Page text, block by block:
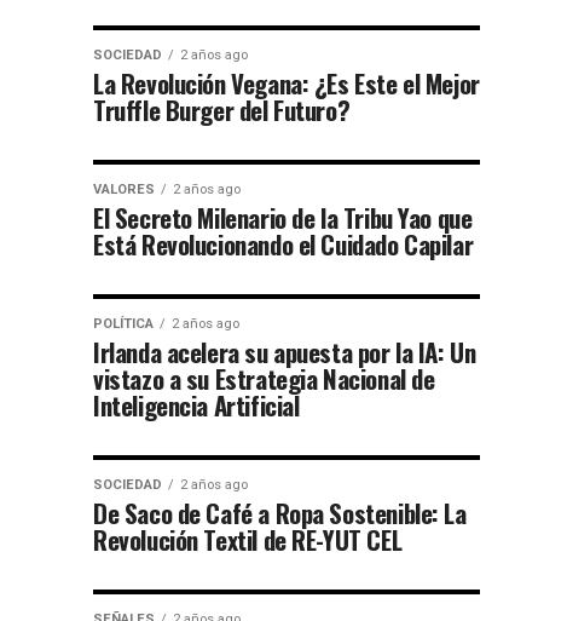
SOCIEDAD 2 años ago
La Revolución Vegana: ¿Es Este el Mejor
Truffle Burger del Futuro?
VALORES 2 años ago
El Secreto Milenario de la Tribu Yao que
Está Revolucionando el Cuidado Capilar
POLÍTICA 2 años ago
Irlanda acelera su apuesta por la IA: Un
vistazo a su Estrategia Nacional de
Inteligencia Artificial
SOCIEDAD 2 años ago
De Saco de Café a Ropa Sostenible: La
Revolución Textil de RE-YUT CEL